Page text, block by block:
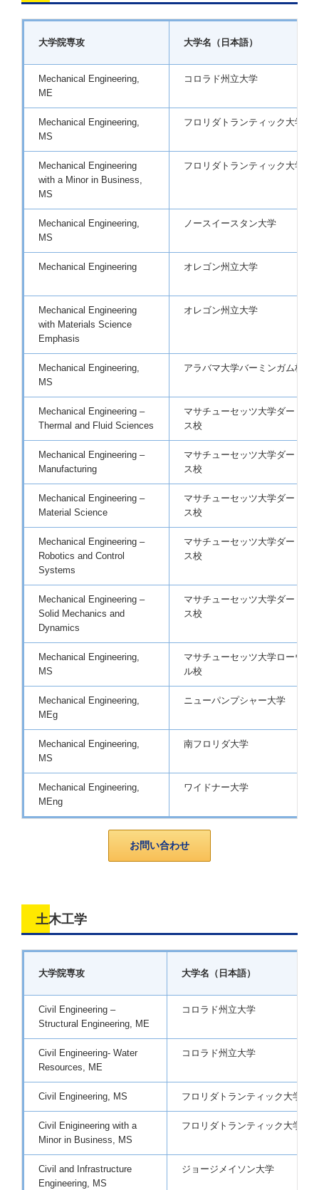
大学院専攻 大学名（日本語）
Mechanical Engineering,
ME
コロラド州立大学
Mechanical Engineering,
MS
フロリダトランティック大学
Mechanical Engineering
with a Minor in Business,
MS
フロリダトランティック大学
Mechanical Engineering,
MS
ノースイースタン大学
Mechanical Engineering オレゴン州立大学
Mechanical Engineering
with Materials Science
Emphasis
オレゴン州立大学
Mechanical Engineering,
MS
アラバマ大学バーミンガム校
Mechanical Engineering –
Thermal and Fluid Sciences
マサチューセッツ大学ダートマ
ス校
Mechanical Engineering –
Manufacturing
マサチューセッツ大学ダートマ
ス校
Mechanical Engineering –
Material Science
マサチューセッツ大学ダートマ
ス校
Mechanical Engineering –
Robotics and Control
Systems
マサチューセッツ大学ダートマ
ス校
Mechanical Engineering –
Solid Mechanics and
Dynamics
マサチューセッツ大学ダートマ
ス校
Mechanical Engineering,
MS
マサチューセッツ大学ローウェ
ル校
Mechanical Engineering,
MEg
ニューパンプシャー大学
Mechanical Engineering,
MS
南フロリダ大学
Mechanical Engineering,
MEng
ワイドナー大学
お問い合わせ
土木工学
大学院専攻 大学名（日本語）
Civil Engineering –
Structural Engineering, ME
コロラド州立大学
Civil Engineering- Water
Resources, ME
コロラド州立大学
Civil Engineering, MS フロリダトランティック大学
Civil Enigineering with a
Minor in Business, MS
フロリダトランティック大学
Civil and Infrastructure
Engineering, MS
ジョージメイソン大学